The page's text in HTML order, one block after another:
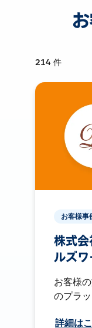
214 件
お客様事
株式
ルズ
お客様
のプラ
詳細は